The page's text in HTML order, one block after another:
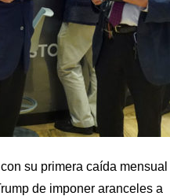
su primera caída mensual
de imponer aranceles a